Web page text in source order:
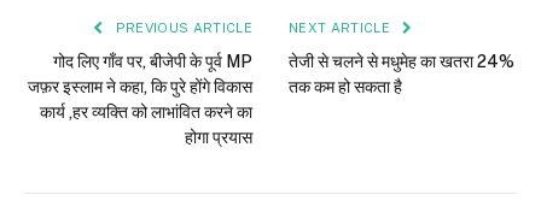
PREVIOUS ARTICLE
गोद लिए गाँव पर, बीजेपी के पूर्व MP
जफ़र इस्लाम ने कहा, कि पुरे होंगे विकास
कार्य ,हर व्यक्ति को लाभांवित करने का
होगा प्रयास
NEXT ARTICLE
तेजी से चलने से मधुमेह का खतरा 24%
तक कम हो सकता है